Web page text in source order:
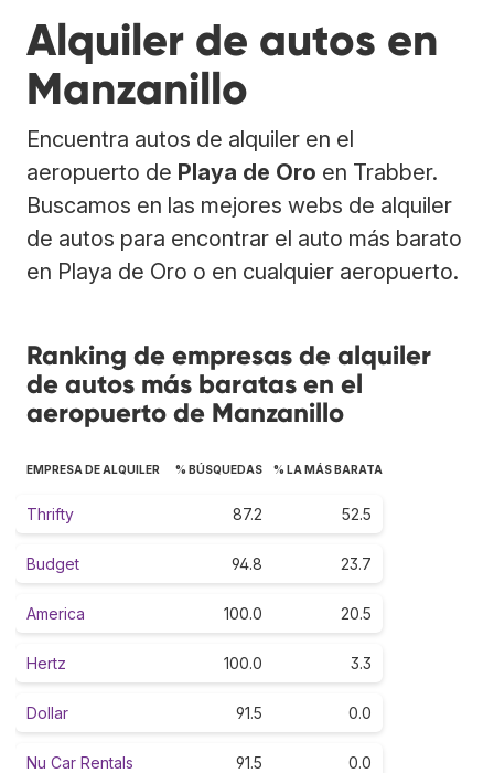
Alquiler de autos en
Manzanillo
Encuentra autos de alquiler en el
aeropuerto de Playa de Oro en Trabber.
Buscamos en las mejores webs de alquiler
de autos para encontrar el auto más barato
en Playa de Oro o en cualquier aeropuerto.
Ranking de empresas de alquiler
de autos más baratas en el
aeropuerto de Manzanillo
EMPRESA DE ALQUILER % BÚSQUEDAS % LA MÁS BARATA
Thrifty 87.2 52.5
Budget 94.8 23.7
America 100.0 20.5
Hertz 100.0 3.3
Dollar 91.5 0.0
Nu Car Rentals 91.5 0.0